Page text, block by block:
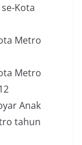
Kota
Metro
Metro
Anak
tahun